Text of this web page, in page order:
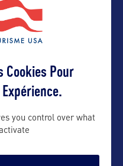
Cookies Pour
you control over what